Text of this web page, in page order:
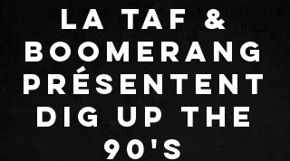
La TAF &
BOOMERANG
présentent
DIG UP THE
90's